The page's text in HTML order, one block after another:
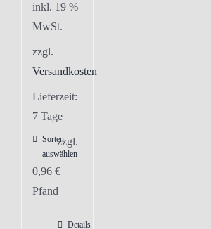
inkl. 19 %
MwSt.
zzgl.
Versandkosten
Lieferzeit:
7 Tage
Sorten
auswählen
zzgl.
0,96 €
Pfand
Details